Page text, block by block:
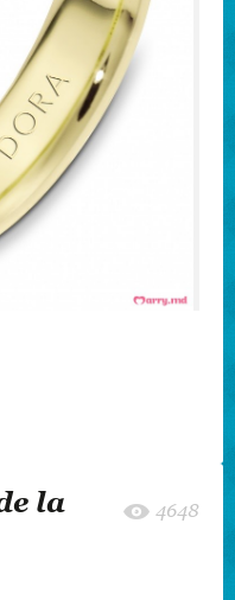
la
4648